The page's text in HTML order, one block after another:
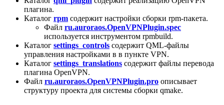
плагина.
Каталог rpm содержит настройки сборки rpm-пакета.
Файл ru.auroraos.OpenVPNPlugin.spec
используется инструментом rpmbuild.
Каталог settings_controls содержит QML-файлы
управления настройками в в пункте VPN.
Каталог settings_translations содержит файлы перевода
плагина OpenVPN.
Файл ru.auroraos.OpenVPNPlugin.pro описывает
структуру проекта для системы сборки qmake.